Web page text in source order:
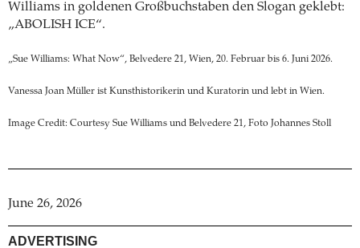
Williams in goldenen Großbuchstaben den Slogan geklebt:
„ABOLISH ICE“.
„Sue Williams: What Now“, Belvedere 21, Wien, 20. Februar bis 6. Juni 2026.
Vanessa Joan Müller ist Kunsthistorikerin und Kuratorin und lebt in Wien.
Image Credit: Courtesy Sue Williams und Belvedere 21, Foto Johannes Stoll
June 26, 2026
ADVERTISING